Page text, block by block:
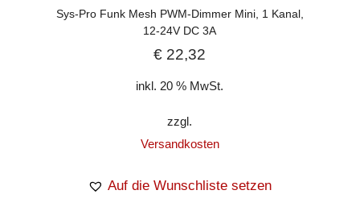
Sys-Pro Funk Mesh PWM-Dimmer Mini, 1 Kanal,
12-24V DC 3A
€ 22,32
inkl. 20 % MwSt.
zzgl.
Versandkosten
Auf die Wunschliste setzen